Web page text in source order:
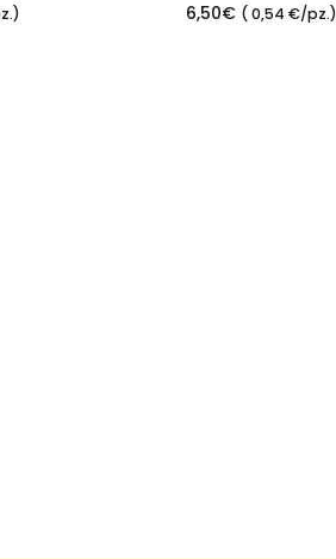
6,50€ ( 0,54 €/pz.)